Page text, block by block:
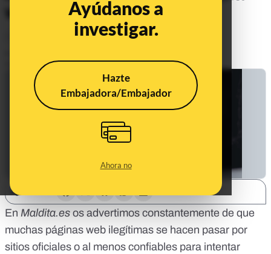
Ayúdanos a
investigar.
Hazte
Embajadora/Embajador
Ahora no
web segura
Tecnología
Actualizado elJul 11, 2022, 8:03:00 AM
En Maldita.es os advertimos constantemente de que
muchas páginas web ilegítimas se hacen pasar por
sitios oficiales o al menos confiables para intentar